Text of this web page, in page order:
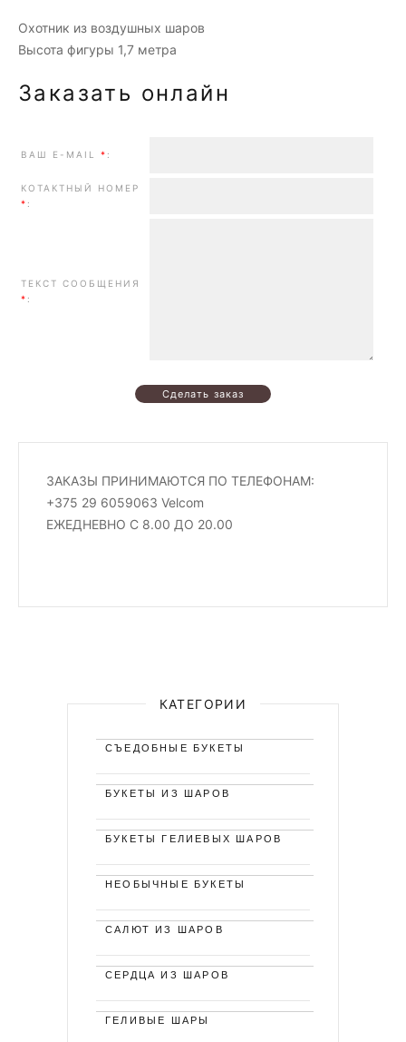
Охотник из воздушных шаров
Высота фигуры 1,7 метра
Заказать онлайн
ВАШ E-MAIL * :
КОТАКТНЫЙ НОМЕР
* :
ТЕКСТ СООБЩЕНИЯ
* :
ЗАКАЗЫ ПРИНИМАЮТСЯ ПО ТЕЛЕФОНАМ:
+375 29 6059063 Velcom
ЕЖЕДНЕВНО С 8.00 ДО 20.00
КАТЕГОРИИ
СЪЕДОБНЫЕ БУКЕТЫ
БУКЕТЫ ИЗ ШАРОВ
БУКЕТЫ ГЕЛИЕВЫХ ШАРОВ
НЕОБЫЧНЫЕ БУКЕТЫ
САЛЮТ ИЗ ШАРОВ
СЕРДЦА ИЗ ШАРОВ
ГЕЛИВЫЕ ШАРЫ